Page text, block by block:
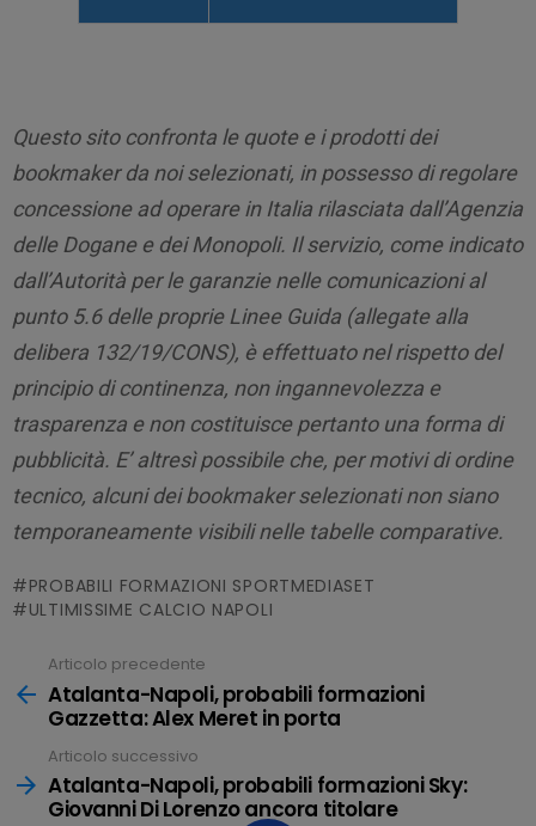
Questo sito confronta le quote e i prodotti dei
bookmaker da noi selezionati, in possesso di regolare
concessione ad operare in Italia rilasciata dall’Agenzia
delle Dogane e dei Monopoli. Il servizio, come indicato
dall’Autorità per le garanzie nelle comunicazioni al
punto 5.6 delle proprie Linee Guida (allegate alla
delibera 132/19/CONS), è effettuato nel rispetto del
principio di continenza, non ingannevolezza e
trasparenza e non costituisce pertanto una forma di
pubblicità. E’ altresì possibile che, per motivi di ordine
tecnico, alcuni dei bookmaker selezionati non siano
temporaneamente visibili nelle tabelle comparative.
PROBABILI FORMAZIONI SPORTMEDIASET
ULTIMISSIME CALCIO NAPOLI
Leggi
tutto
Articolo precedente
Atalanta-Napoli, probabili formazioni
Gazzetta: Alex Meret in porta
Articolo successivo
Atalanta-Napoli, probabili formazioni Sky:
Giovanni Di Lorenzo ancora titolare